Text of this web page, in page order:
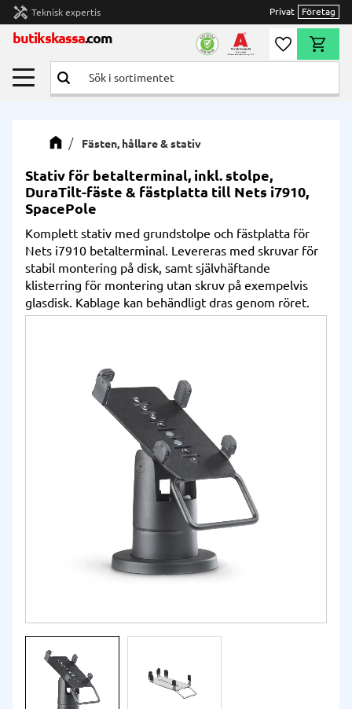
Meny
handyman Teknisk expertis Privat Företag
butikskassa.com Önskelista
Fästen, hållare & stativ
Stativ för betalterminal, inkl. stolpe,
DuraTilt-fäste & fästplatta till Nets i7910,
SpacePole
Komplett stativ med grundstolpe och fästplatta för
Nets i7910 betalterminal. Levereras med skruvar för
stabil montering på disk, samt självhäftande
klisterring för montering utan skruv på exempelvis
glasdisk. Kablage kan behändligt dras genom röret.